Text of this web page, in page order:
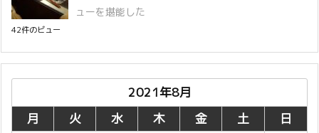
ューを堪能した
42件のビュー
2021年8月
月
火 水 木 金 土
日